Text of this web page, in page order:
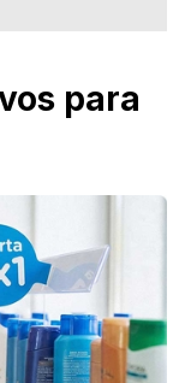
para